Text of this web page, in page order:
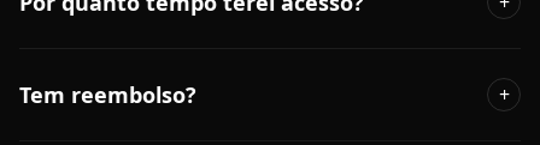
Tem reembolso? +